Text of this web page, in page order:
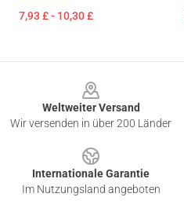
7,93 £ - 10,30 £
Weltweiter Versand
Wir versenden in über 200 Länder
Internationale Garantie
Im Nutzungsland angeboten